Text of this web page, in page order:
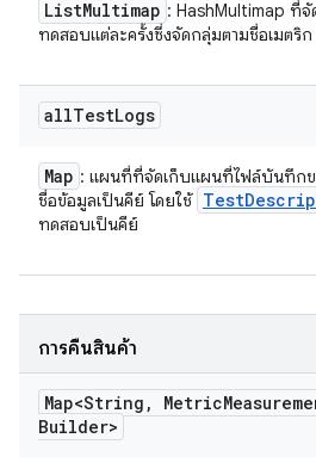
ListMultimap : HashMultimap ที่จั
ทดสอบแต่ละครั้งซึ่งจัดกลุ่มตามชื่อเมตริก
allTestLogs
Map : แผนที่ที่จัดเก็บแผนที่ไฟล์บันทึกข
ชื่อข้อมูลเป็นคีย์ โดยใช้ Test
ทดสอบเป็นคีย์
การคืนสินค้า
Map<String , Metric
Builder>